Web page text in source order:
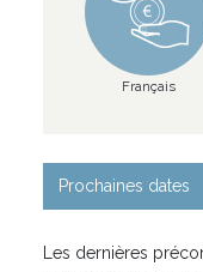
Français
Prochaines dates
Les dernières